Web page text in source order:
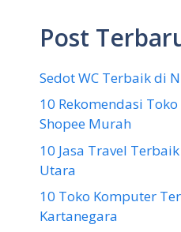
Post
Sedot WC Terbaik di
10 Rekomendasi
Shopee Murah
10 Jasa Travel
Utara
10 Toko Komputer
Kartanegara